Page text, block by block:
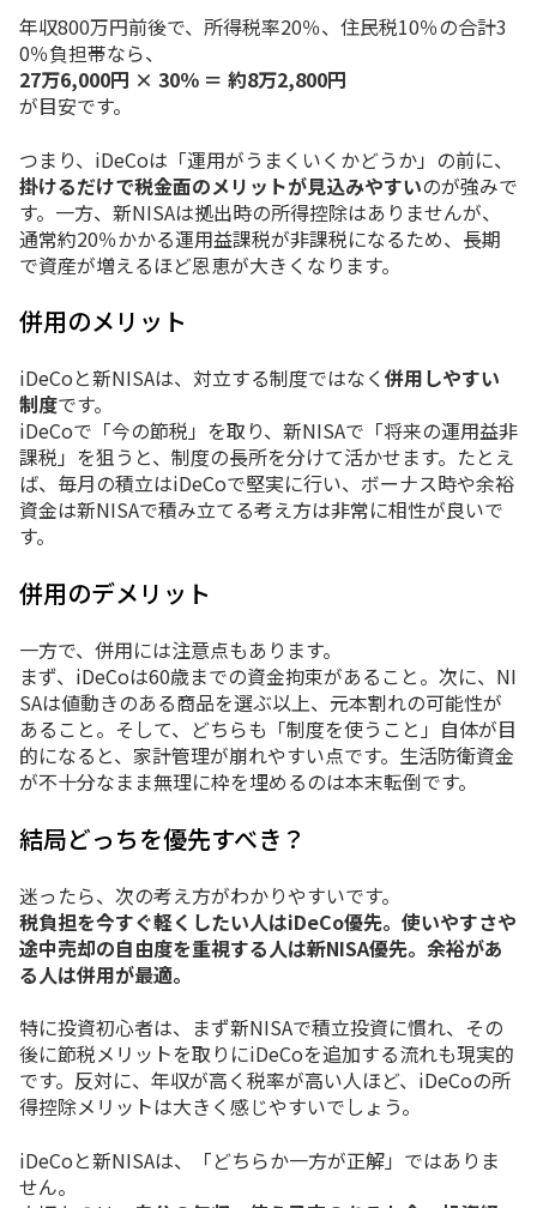
年収800万円前後で、 所得税率20％、 住民税10％の合計3
0％負担帯なら、
27万6,000円 × 30％ ＝ 約8万2,800円
が目安です。
つまり、 iDeCoは「運用がうまく いく かどうか」 の前に、
掛けるだけで税金面のメリットが見込みやすいのが強みで
す。 一方、 新NISAは拠出時の所得控除はありませんが、
通常約20％かかる運用益課税が非課税になるため、 長期
で資産が増えるほど恩恵が大きく なり ます。
併用のメリット
iDeCoと新NISAは、 対立する制度ではなく併用しやすい
制度です。
iDeCoで「今の節税」 を取り、 新NISAで「将来の運用益非
課税」 を狙う と、 制度の長所を分けて活かせます。 たとえ
ば、 毎月の積立はiDeCoで堅実に行い、 ボーナス時や余裕
資金は新NISAで積み立てる考え方は非常に相性が良いで
す。
併用のデメリット
一方で、 併用には注意点もあり ます。
まず、 iDeCoは60歳までの資金拘束がある こと。 次に、 NI
SAは値動きのある商品を選ぶ以上、 元本割れの可能性が
ある こと。 そして、 どちらも「制度を使う こと」 自体が目
的になる と、 家計管理が崩れやすい点です。 生活防衛資金
が不十分なまま無理に枠を埋めるのは本末転倒です。
結局どっちを優先すべき？
迷ったら、 次の考え方がわかりやすいです。
税負担を今すぐ軽く したい人はiDeCo優先。 使いやすさや
途中売却の自由度を重視する人は新NISA優先。 余裕があ
る人は併用が最適。
特に投資初心者は、 まず新NISAで積立投資に慣れ、 その
後に節税メリットを取り にiDeCoを追加する流れも現実的
です。 反対に、 年収が高く税率が高い人ほど、 iDeCoの所
得控除メリットは大きく感じやすいでしょう。
iDeCoと新NISAは、「どちらか一方が正解」 ではありま
せん。